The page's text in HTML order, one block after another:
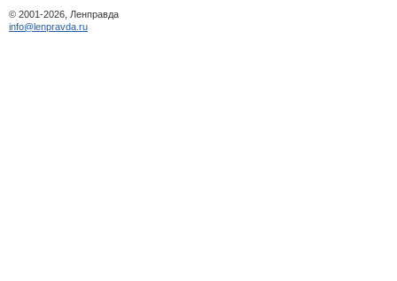
© 2001-2026, Ленправда
info@lenpravda.ru